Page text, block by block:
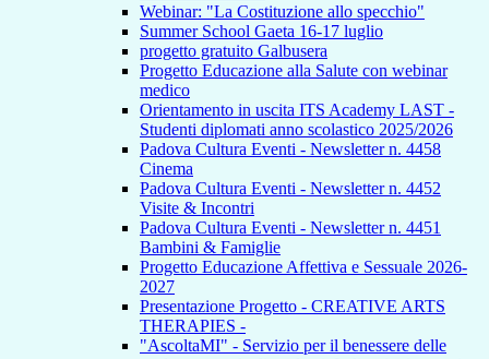
Webinar: "La Costituzione allo specchio"
Summer School Gaeta 16-17 luglio
progetto gratuito Galbusera
Progetto Educazione alla Salute con webinar
medico
Orientamento in uscita ITS Academy LAST -
Studenti diplomati anno scolastico 2025/2026
Padova Cultura Eventi - Newsletter n. 4458
Cinema
Padova Cultura Eventi - Newsletter n. 4452
Visite & Incontri
Padova Cultura Eventi - Newsletter n. 4451
Bambini & Famiglie
Progetto Educazione Affettiva e Sessuale 2026-
2027
Presentazione Progetto - CREATIVE ARTS
THERAPIES -
"AscoltaMI" - Servizio per il benessere delle